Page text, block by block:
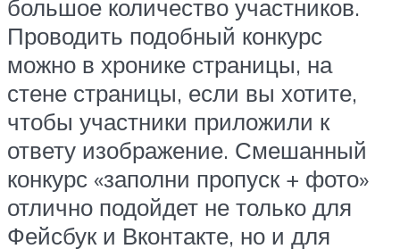
большое количество участников.
Проводить подобный конкурс
можно в хронике страницы, на
стене страницы, если вы хотите,
чтобы участники приложили к
ответу изображение. Смешанный
конкурс «заполни пропуск + фото»
отлично подойдет не только для
Фейсбук и Вконтакте, но и для